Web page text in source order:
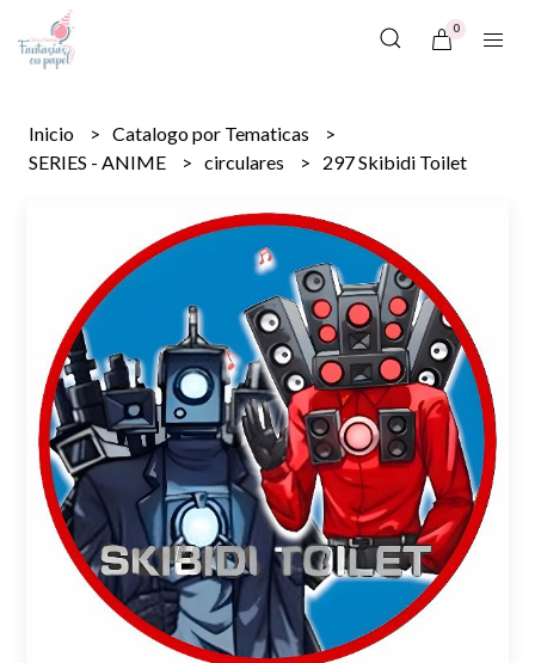
0
Inicio
Catalogo por Tematicas
SERIES - ANIME
circulares 297 Skibidi Toilet